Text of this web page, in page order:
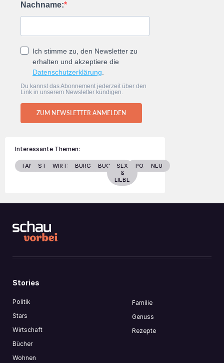
Nachname:
Ich stimme zu, den Newsletter zu
erhalten und akzeptiere die
Datenschutzerklärung.
Du kannst das Abonnement jederzeit über den
Link in unserem Newsletter kündigen.
ZUM NEWSLETTER ANMELDEN
Interessante Themen:
FAMILIESTARSWIRTSCHAFTBURGENLANDBÜCHERSEX
&
LIEBE
POLITIKNEU
Stories
Politik
Stars
Wirtschaft
Bücher
Wohnen
Familie
Genuss
Rezepte